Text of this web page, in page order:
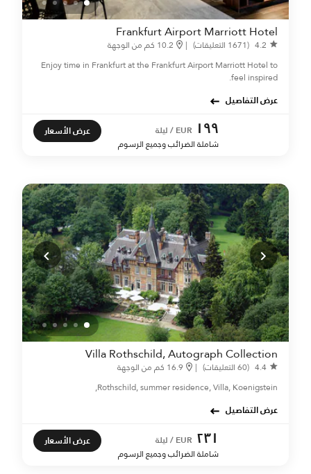
Frankfurt Airport Marriott Hotel
4.2 (1671 التعليقات) |
10.2 كم من الوجهة
Enjoy time in Frankfurt at the Frankfurt Airport Marriott Hotel to
feel inspired.
عرض التفاصيل
١٩٩ EUR / ليلة
شاملة الضرائب وجميع الرسوم
عرض الأسعار
Villa Rothschild, Autograph Collection
4.4 (60 التعليقات) |
16.9 كم من الوجهة
Rothschild, summer residence, Villa, Koenigstein,
عرض التفاصيل
٢٣١ EUR / ليلة
شاملة الضرائب وجميع الرسوم
عرض الأسعار